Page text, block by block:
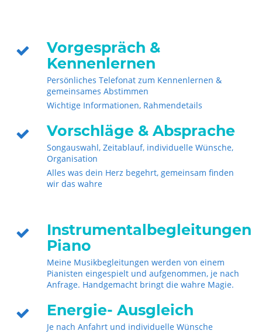
Vorgespräch &
Kennenlernen
Persönliches Telefonat zum Kennenlernen &
gemeinsames Abstimmen
Wichtige Informationen, Rahmendetails
Vorschläge & Absprache
Songauswahl, Zeitablauf, individuelle Wünsche,
Organisation
Alles was dein Herz begehrt, gemeinsam finden
wir das wahre
Instrumentalbegleitungen
Piano
Meine Musikbegleitungen werden von einem
Pianisten eingespielt und aufgenommen, je nach
Anfrage. Handgemacht bringt die wahre Magie.
Energie- Ausgleich
Je nach Anfahrt und individuelle Wünsche